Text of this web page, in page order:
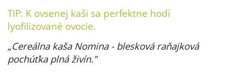
TIP: K ovsenej kaši sa perfektne hodí
lyofilizované ovocie.
„Cereálna kaša Nomina - blesková raňajková
pochúťka plná živín.”